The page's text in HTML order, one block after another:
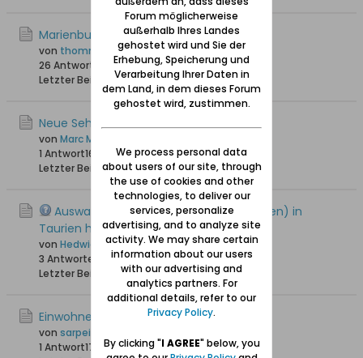
Marienburg/Schloss Kaldowo
von thommy
26 Antworten
25.370 Hits0 Likes
Letzter Beitrag
08.08.2019, 18:58
Neue Sehenswürdigkeit in Marienburg
von Marc Malbork
1 Antwort16.370 Hits0 Likes
Letzter Beitrag26.08.2018, 21:07
Auswanderer Kutsch nach Rosengart(en) in
Taurien heute Ukraine
von Hedwig-Pauline
3 Antworten
14.700 Hits0 Likes
Letzter Beitrag
10.02.2018, 11:53
Einwohnerliste Heubuden Stogi/Stożki
von sarpei
1 Antwort17.216 Hits0 Likes
Forum möglicherweise
außerhalb Ihres Landes
gehostet wird und Sie der
Erhebung, Speicherung und
Verarbeitung Ihrer Daten in
dem Land, in dem dieses Forum
gehostet wird, zustimmen.
We process personal data
about users of our site, through
the use of cookies and other
technologies, to deliver our
services, personalize
advertising, and to analyze site
activity. We may share certain
information about our users
with our advertising and
analytics partners. For
additional details, refer to our
Privacy Policy.
By clicking "I AGREE" below, you